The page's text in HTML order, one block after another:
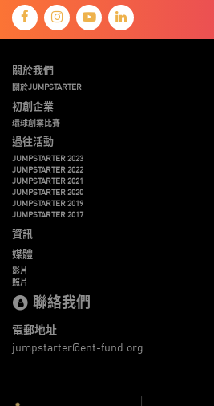
關於我們
關於JUMPSTARTER
初創企業
環球創業比賽
過往活動
JUMPSTARTER 2023
JUMPSTARTER 2022
JUMPSTARTER 2021
JUMPSTARTER 2020
JUMPSTARTER 2019
JUMPSTARTER 2017
資訊
媒體
影片
照片
聯絡我們
電郵地址
jumpstarter@ent-fund.org